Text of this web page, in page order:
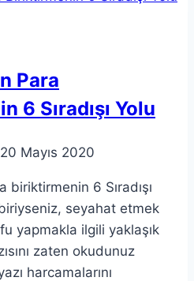
Para
6 Sıradışı Yolu
20 Mayıs 2020
biriktirmenin 6 Sıradışı
seyahat etmek
yapmakla ilgili yaklaşık
zaten okudunuz
harcamalarını